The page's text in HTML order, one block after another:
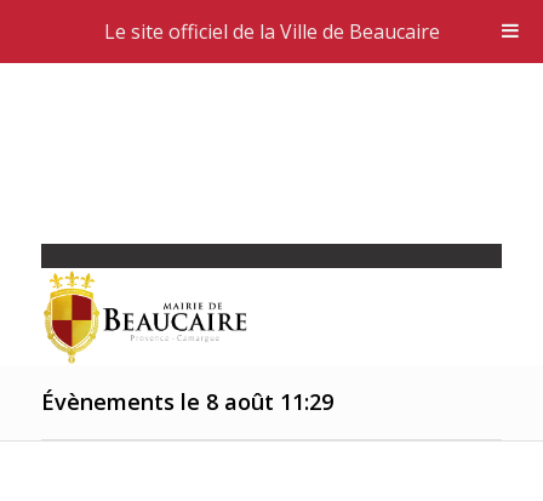
Évènements le 8 août 11:29
Le site officiel de la Ville de Beaucaire